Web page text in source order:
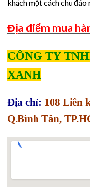
khách một cách chu đáo
Địa điểm mua
CÔNG TY
XANH
Địa chỉ: 108 Liên
Q.Bình Tân,